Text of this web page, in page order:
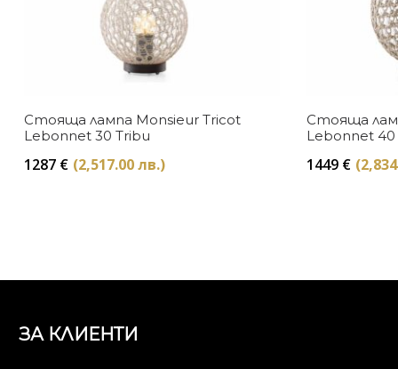
Стояща лампа Monsieur Tricot
Lebonnet 30 Tribu
1287 € (2,517.00 лв.)
Стояща
Lebonnet 40
1449 €
ЗА КЛИЕНТИ